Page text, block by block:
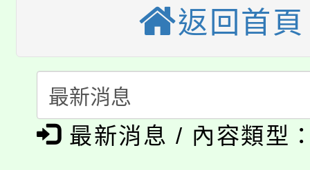
《TA101》溝通分析基
程，歡迎學生輔導中心
心理、諮商輔導、社會
系所師生報名參加。
轉知苗栗縣政府辦理
縣市「校園短影音徵選
門員」簡章及活動海報
踴躍報名參加。
要點
「桃園市補助參觀特色
展演活動實施計畫」
淨零綠領人才培育課程
公告本校115學年度第
返回首頁
最新消息 / 內容類型